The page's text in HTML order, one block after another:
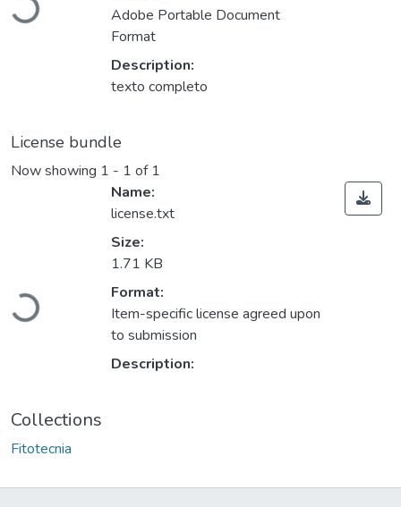
Loading...
Adobe Portable Document
Format
Description:
texto completo
License bundle
Now showing 1 - 1 of 1
Loading...
Name:
license.txt
Size:
1.71 KB
Format:
Item-specific license agreed upon
to submission
Description:
Collections
Fitotecnia